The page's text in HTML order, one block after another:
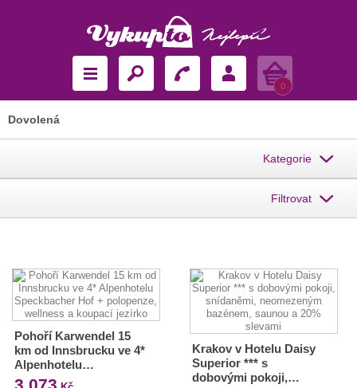
Košík
0
Dovolená
Kategorie
Filtrovat
Pohoří Karwendel 15
km od Innsbrucku ve 4*
Alpenhotelu…
Krakov v Hotelu Daisy
Superior *** s
dobovými pokoji,…